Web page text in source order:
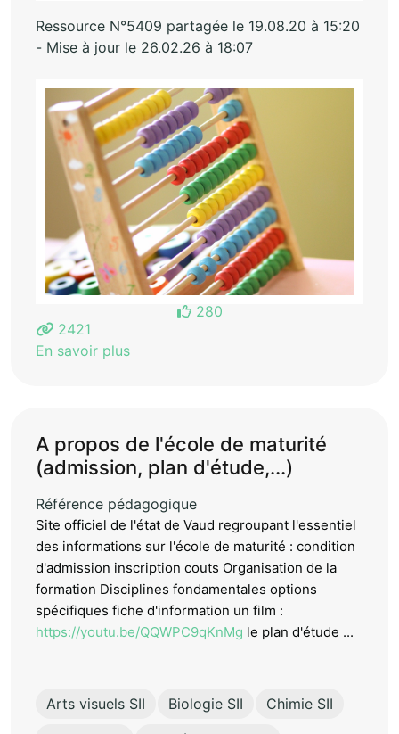
Ressource N°5409 partagée le 19.08.20 à 15:20
- Mise à jour le 26.02.26 à 18:07
280
2421
En savoir plus
A propos de l'école de maturité
(admission, plan d'étude,...)
Référence pédagogique
Site officiel de l'état de Vaud regroupant l'essentiel
des informations sur l'école de maturité : condition
d'admission inscription couts Organisation de la
formation Disciplines fondamentales options
spécifiques fiche d'information un film :
https://youtu.be/QQWPC9qKnMg le plan d'étude ...
Arts visuels SII Biologie SII
Chimie SII